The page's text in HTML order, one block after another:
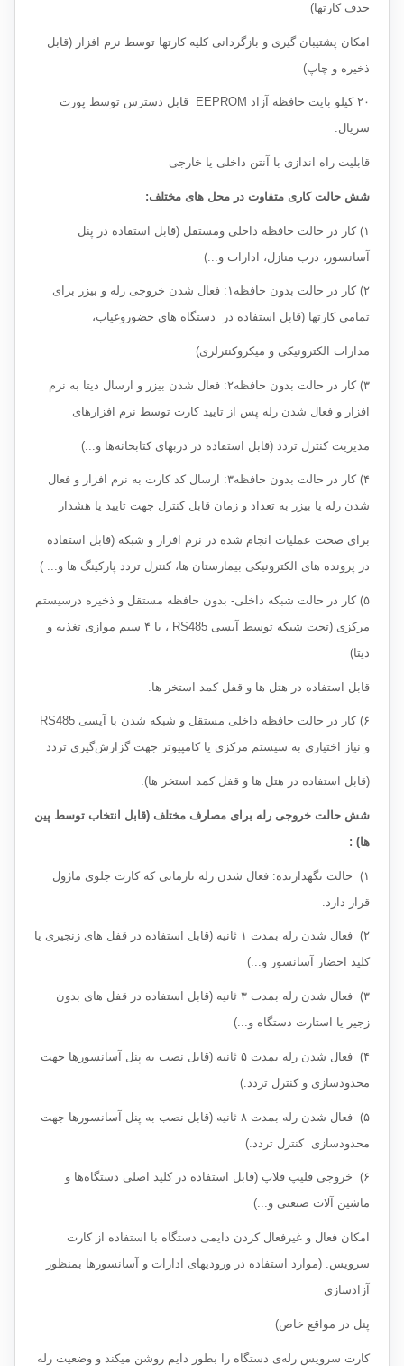
حذف کارتها)
امکان پشتیبان گیری و بازگردانی کلیه کارتها توسط نرم افزار (قابل
ذخیره و چاپ)
۲۰ کیلو بایت حافظه آزاد EEPROM قابل دسترس توسط پورت
سریال.
قابلیت راه اندازی با آنتن داخلی یا خارجی
شش حالت کاری متفاوت در محل های مختلف:
۱) کار در حالت حافظه داخلی ومستقل (قابل استفاده در پنل
آسانسور، درب منازل، ادارات و...)
۲) کار در حالت بدون حافظه۱: فعال شدن خروجی رله و بیزر برای
تمامی کارتها (قابل استفاده در دستگاه های حضوروغیاب،
مدارات الکترونیکی و میکروکنترلری)
۳) کار در حالت بدون حافظه۲: فعال شدن بیزر و ارسال دیتا به نرم
افزار و فعال شدن رله پس از تایید کارت توسط نرم افزارهای
مدیریت کنترل تردد (قابل استفاده در دربهای کتابخانه‌ها و...)
۴) کار در حالت بدون حافظه۳: ارسال کد کارت به نرم افزار و فعال
شدن رله یا بیزر به تعداد و زمان قابل کنترل جهت تایید یا هشدار
برای صحت عملیات انجام شده در نرم افزار و شبکه (قابل استفاده
در پرونده های الکترونیکی بیمارستان ها، کنترل تردد پارکینگ ها و... )
۵) کار در حالت شبکه داخلی- بدون حافظه مستقل و ذخیره درسیستم
مرکزی (تحت شبکه توسط آیسی RS485 ، با ۴ سیم موازی تغذیه و
دیتا)
قابل استفاده در هتل ها و قفل کمد استخر ها.
۶) کار در حالت حافظه داخلی مستقل و شبکه شدن با آیسی RS485
و نیاز اختیاری به سیستم مرکزی یا کامپیوتر جهت گزارش‌گیری تردد
(قابل استفاده در هتل ها و قفل کمد استخر ها).
شش حالت خروجی رله برای مصارف مختلف (قابل انتخاب توسط پین
ها) :
۱) حالت نگهدارنده: فعال شدن رله تازمانی که کارت جلوی ماژول
قرار دارد.
۲) فعال شدن رله بمدت ۱ ثانیه (قابل استفاده در قفل های زنجیری یا
کلید احضار آسانسور و...)
۳) فعال شدن رله بمدت ۳ ثانیه (قابل استفاده در قفل های بدون
زجیر یا استارت دستگاه و...)
۴) فعال شدن رله بمدت ۵ ثانیه (قابل نصب به پنل آسانسورها جهت
محدودسازی و کنترل تردد.)
۵) فعال شدن رله بمدت ۸ ثانیه (قابل نصب به پنل آسانسورها جهت
محدودسازی کنترل تردد.)
۶) خروجی فلیپ فلاپ (قابل استفاده در کلید اصلی دستگاه‌ها و
ماشین‌ آلات صنعتی و...)
امکان فعال و غیرفعال کردن دایمی دستگاه با استفاده از کارت
سرویس. (موارد استفاده در ورودیهای ادارات و آسانسورها بمنظور
آزادسازی
پنل در مواقع خاص)
کارت سرویس رله‌ی دستگاه را بطور دایم روشن میکند و وضعیت رله